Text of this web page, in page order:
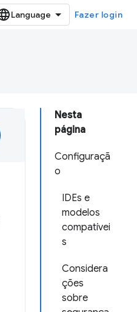
Fazer login
Nesta
página
Configuraçã
o
IDEs e
modelos
compatívei
s
Considera
ções
sobre